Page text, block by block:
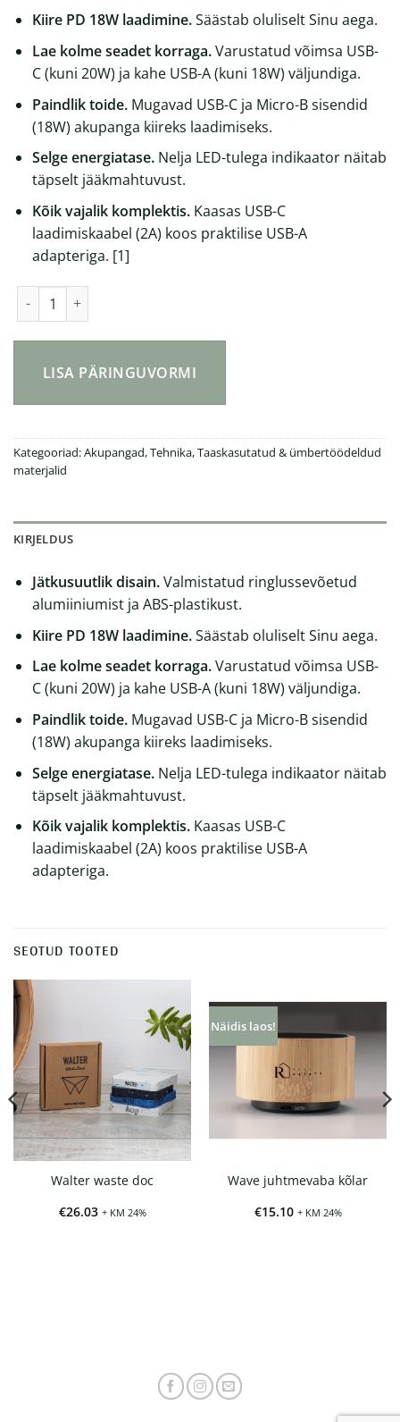
Kiire PD 18W laadimine.Säästab oluliselt Sinu aega.
Lae kolme seadet korraga.Varustatud võimsa USB-
C (kuni 20W) ja kahe USB-A (kuni 18W) väljundiga.
Paindlik toide.Mugavad USB-C ja Micro-B sisendid
(18W) akupanga kiireks laadimiseks.
Selge energiatase.Nelja LED-tulega indikaator näitab
täpselt jääkmahtuvust.
Kõik vajalik komplektis.Kaasas USB-C
laadimiskaabel (2A) koos praktilise USB-A
adapteriga. [1]
LISA PÄRINGUVORMI
Kategooriad:Akupangad,Tehnika,Taaskasutatud & ümbertöödeldud
materjalid
KIRJELDUS
Jätkusuutlik disain.Valmistatud ringlussevõetud
alumiiniumist ja ABS-plastikust.
Kiire PD 18W laadimine.Säästab oluliselt Sinu aega.
Lae kolme seadet korraga.Varustatud võimsa USB-
C (kuni 20W) ja kahe USB-A (kuni 18W) väljundiga.
Paindlik toide.Mugavad USB-C ja Micro-B sisendid
(18W) akupanga kiireks laadimiseks.
Selge energiatase.Nelja LED-tulega indikaator näitab
täpselt jääkmahtuvust.
Kõik vajalik komplektis.Kaasas USB-C
laadimiskaabel (2A) koos praktilise USB-A
adapteriga.
SEOTUD TOOTED
Walter waste doc
€26.03 + KM 24%
Näidis laos!
Wave juhtmevaba kõlar
€15.10 + KM 24%